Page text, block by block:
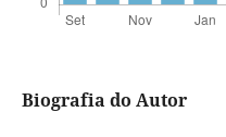
Biografia do Autor